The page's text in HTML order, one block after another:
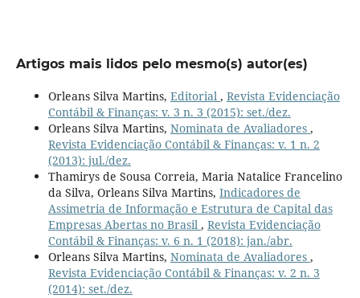
Artigos mais lidos pelo mesmo(s) autor(es)
Orleans Silva Martins, Editorial , Revista Evidenciação
Contábil & Finanças: v. 3 n. 3 (2015): set./dez.
Orleans Silva Martins, Nominata de Avaliadores ,
Revista Evidenciação Contábil & Finanças: v. 1 n. 2
(2013): jul./dez.
Thamirys de Sousa Correia, Maria Natalice Francelino
da Silva, Orleans Silva Martins, Indicadores de
Assimetria de Informação e Estrutura de Capital das
Empresas Abertas no Brasil , Revista Evidenciação
Contábil & Finanças: v. 6 n. 1 (2018): jan./abr.
Orleans Silva Martins, Nominata de Avaliadores ,
Revista Evidenciação Contábil & Finanças: v. 2 n. 3
(2014): set./dez.